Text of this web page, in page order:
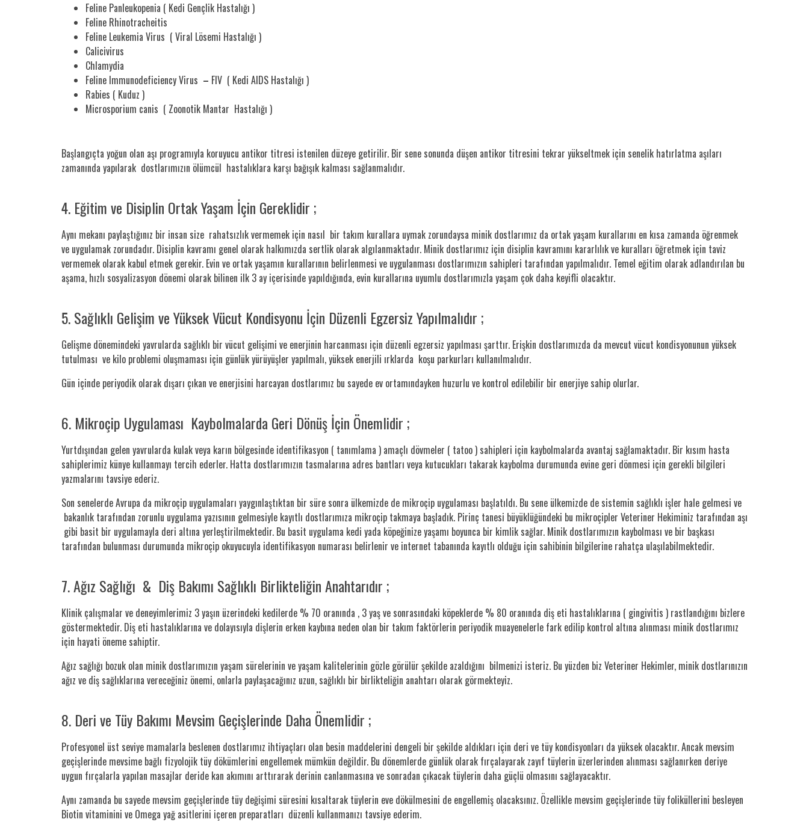
Feline Panleukopenia ( Kedi Gençlik Hastalığı )
Feline Rhinotracheitis
Feline Leukemia Virus ( Viral Lösemi Hastalığı )
Calicivirus
Chlamydia
Feline Immunodeficiency Virus – FIV ( Kedi AIDS Hastalığı )
Rabies ( Kuduz )
Microsporium canis ( Zoonotik Mantar Hastalığı )
Başlangıçta yoğun olan aşı programıyla koruyucu antikor titresi istenilen düzeye getirilir. Bir sene sonunda düşen antikor titresini tekrar yükseltmek için senelik hatırlatma aşıları
zamanında yapılarak dostlarımızın ölümcül hastalıklara karşı bağışık kalması sağlanmalıdır.
4. Eğitim ve Disiplin Ortak Yaşam İçin Gereklidir ;
Aynı mekanı paylaştığınız bir insan size rahatsızlık vermemek için nasıl bir takım kurallara uymak zorundaysa minik dostlarımız da ortak yaşam kurallarını en kısa zamanda öğrenmek
ve uygulamak zorundadır. Disiplin kavramı genel olarak halkımızda sertlik olarak algılanmaktadır. Minik dostlarımız için disiplin kavramını kararlılık ve kuralları öğretmek için taviz
vermemek olarak kabul etmek gerekir. Evin ve ortak yaşamın kurallarının belirlenmesi ve uygulanması dostlarımızın sahipleri tarafından yapılmalıdır. Temel eğitim olarak adlandırılan bu
aşama, hızlı sosyalizasyon dönemi olarak bilinen ilk 3 ay içerisinde yapıldığında, evin kurallarına uyumlu dostlarımızla yaşam çok daha keyifli olacaktır.
5. Sağlıklı Gelişim ve Yüksek Vücut Kondisyonu İçin Düzenli Egzersiz Yapılmalıdır ;
Gelişme dönemindeki yavrularda sağlıklı bir vücut gelişimi ve enerjinin harcanması için düzenli egzersiz yapılması şarttır. Erişkin dostlarımızda da mevcut vücut kondisyonunun yüksek
tutulması ve kilo problemi oluşmaması için günlük yürüyüşler yapılmalı, yüksek enerjili ırklarda koşu parkurları kullanılmalıdır.
Gün içinde periyodik olarak dışarı çıkan ve enerjisini harcayan dostlarımız bu sayede ev ortamındayken huzurlu ve kontrol edilebilir bir enerjiye sahip olurlar.
6. Mikroçip Uygulaması Kaybolmalarda Geri Dönüş İçin Önemlidir ;
Yurtdışından gelen yavrularda kulak veya karın bölgesinde identifikasyon ( tanımlama ) amaçlı dövmeler ( tatoo ) sahipleri için kaybolmalarda avantaj sağlamaktadır. Bir kısım hasta
sahiplerimiz künye kullanmayı tercih ederler. Hatta dostlarımızın tasmalarına adres bantları veya kutucukları takarak kaybolma durumunda evine geri dönmesi için gerekli bilgileri
yazmalarını tavsiye ederiz.
Son senelerde Avrupa da mikroçip uygulamaları yaygınlaştıktan bir süre sonra ülkemizde de mikroçip uygulaması başlatıldı. Bu sene ülkemizde de sistemin sağlıklı işler hale gelmesi ve
bakanlık tarafından zorunlu uygulama yazısının gelmesiyle kayıtlı dostlarımıza mikroçip takmaya başladık. Pirinç tanesi büyüklüğündeki bu mikroçipler Veteriner Hekiminiz tarafından aşı
gibi basit bir uygulamayla deri altına yerleştirilmektedir. Bu basit uygulama kedi yada köpeğinize yaşamı boyunca bir kimlik sağlar. Minik dostlarımızın kaybolması ve bir başkası
tarafından bulunması durumunda mikroçip okuyucuyla identifikasyon numarası belirlenir ve internet tabanında kayıtlı olduğu için sahibinin bilgilerine rahatça ulaşılabilmektedir.
7. Ağız Sağlığı & Diş Bakımı Sağlıklı Birlikteliğin Anahtarıdır ;
Klinik çalışmalar ve deneyimlerimiz 3 yaşın üzerindeki kedilerde % 70 oranında , 3 yaş ve sonrasındaki köpeklerde % 80 oranında diş eti hastalıklarına ( gingivitis ) rastlandığını bizlere
göstermektedir. Diş eti hastalıklarına ve dolayısıyla dişlerin erken kaybına neden olan bir takım faktörlerin periyodik muayenelerle fark edilip kontrol altına alınması minik dostlarımız
için hayati öneme sahiptir.
Ağız sağlığı bozuk olan minik dostlarımızın yaşam sürelerinin ve yaşam kalitelerinin gözle görülür şekilde azaldığını bilmenizi isteriz. Bu yüzden biz Veteriner Hekimler, minik dostlarınızın
ağız ve diş sağlıklarına vereceğiniz önemi, onlarla paylaşacağınız uzun, sağlıklı bir birlikteliğin anahtarı olarak görmekteyiz.
8. Deri ve Tüy Bakımı Mevsim Geçişlerinde Daha Önemlidir ;
Profesyonel üst seviye mamalarla beslenen dostlarımız ihtiyaçları olan besin maddelerini dengeli bir şekilde aldıkları için deri ve tüy kondisyonları da yüksek olacaktır. Ancak mevsim
geçişlerinde mevsime bağlı fizyolojik tüy dökümlerini engellemek mümkün değildir. Bu dönemlerde günlük olarak fırçalayarak zayıf tüylerin üzerlerinden alınması sağlanırken deriye
uygun fırçalarla yapılan masajlar deride kan akımını arttırarak derinin canlanmasına ve sonradan çıkacak tüylerin daha güçlü olmasını sağlayacaktır.
Aynı zamanda bu sayede mevsim geçişlerinde tüy değişimi süresini kısaltarak tüylerin eve dökülmesini de engellemiş olacaksınız. Özellikle mevsim geçişlerinde tüy foliküllerini besleyen
Biotin vitaminini ve Omega yağ asitlerini içeren preparatları düzenli kullanmanızı tavsiye ederim.